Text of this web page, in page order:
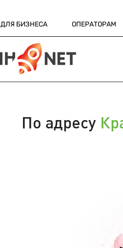
ДЛЯ БИЗНЕСА ОПЕРАТОРАМ
По адресу